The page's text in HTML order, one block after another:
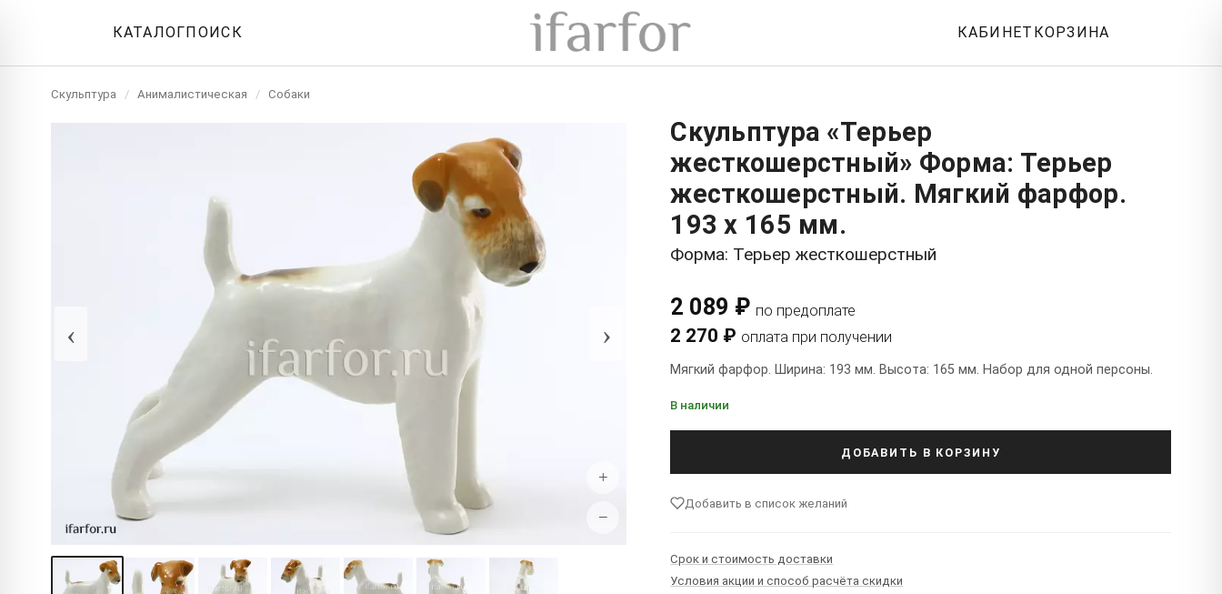
КАТАЛОГПОИСК КАБИНЕТ КОРЗИНА
Скульптура / Анималистическая / Собаки
‹ ›
+
−
Скульптура «Терьер
жесткошерстный» Форма: Терьер
жесткошерстный. Мягкий фарфор.
193 x 165 мм.
Форма: Терьер жесткошерстный
2 089 ₽ по предоплате
2 270 ₽ оплата при получении
Мягкий фарфор. Ширина: 193 мм. Высота: 165 мм. Набор для одной персоны.
В наличии
ДОБАВИТЬ В КОРЗИНУ
Добавить в список желаний
Срок и стоимость доставки
Условия акции и способ расчёта скидки